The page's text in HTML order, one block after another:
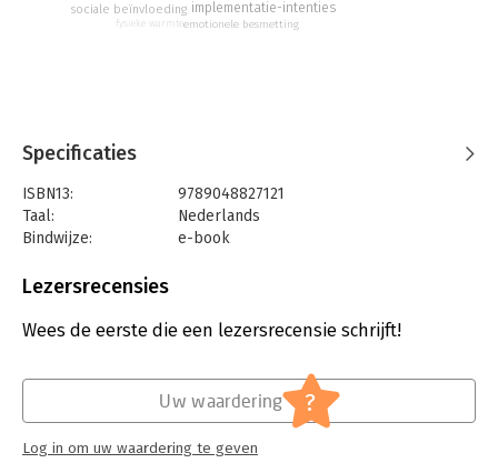
implementatie-intenties
emotionele besmetting
sociale beïnvloeding
fysieke warmte
Specificaties
ISBN13:
9789048827121
Taal:
Nederlands
Bindwijze:
e-book
Bestandsformaat:
Uitgever:
Hollands Diep
Hoofdrubriek:
Lezersrecensies
Wees de eerste die een lezersrecensie schrijft!
Uw waardering ?
Log in om uw waardering te geven